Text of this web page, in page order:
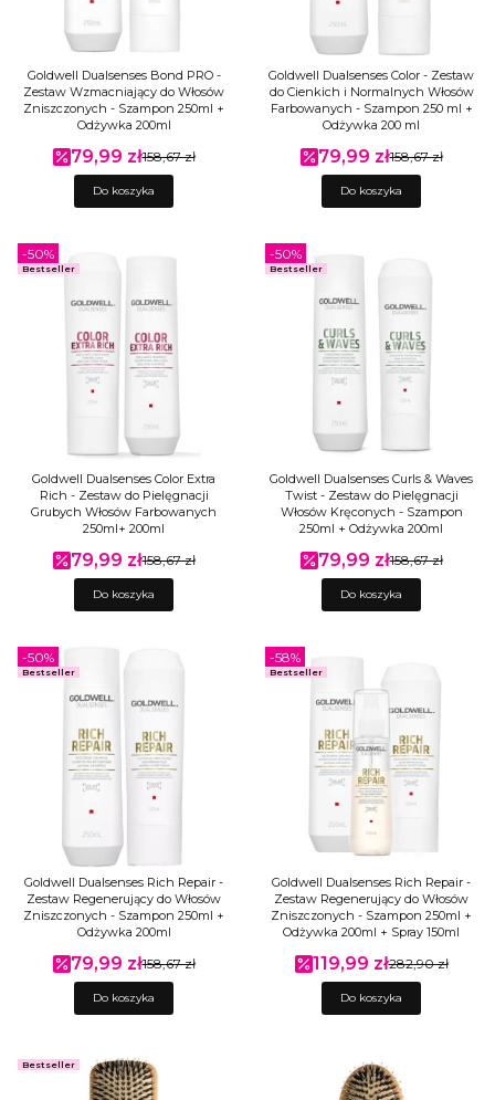
Goldwell Dualsenses Bond PRO -
Zestaw Wzmacniający do Włosów
Zniszczonych - Szampon 250ml +
Odżywka 200ml
Cena promocyjna
79,99 zł158,67 zł
Do koszyka
Goldwell Dualsenses Color - Zestaw
do Cienkich i Normalnych Włosów
Farbowanych - Szampon 250 ml +
Odżywka 200 ml
Cena promocyjna
79,99 zł158,67 zł
Do koszyka
Bestseller
Goldwell Dualsenses Color Extra
Rich - Zestaw do Pielęgnacji
Grubych Włosów Farbowanych
250ml+ 200ml
Cena promocyjna
79,99 zł158,67 zł
-50%
Do koszyka
Bestseller
Goldwell Dualsenses Curls & Waves
Twist - Zestaw do Pielęgnacji
Włosów Kręconych - Szampon
250ml + Odżywka 200ml
Cena promocyjna
79,99 zł158,67 zł
-50%
Do koszyka
Bestseller
Goldwell Dualsenses Rich Repair -
Zestaw Regenerujący do Włosów
Zniszczonych - Szampon 250ml +
Odżywka 200ml
Cena promocyjna
79,99 zł158,67 zł
-50%
Do koszyka
Bestseller
Goldwell Dualsenses Rich Repair -
Zestaw Regenerujący do Włosów
Zniszczonych - Szampon 250ml +
Odżywka 200ml + Spray 150ml
Cena promocyjna
119,99 zł282,90 zł
-58%
Do koszyka
Bestseller